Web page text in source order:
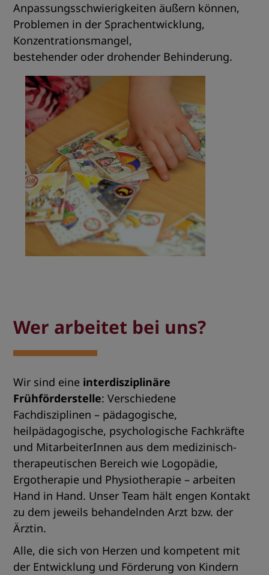
Anpassungsschwierigkeiten äußern können,
Problemen in der Sprachentwicklung,
Konzentrationsmangel,
bestehender oder drohender Behinderung.
Wer arbeitet bei uns?
Wir sind eine interdisziplinäre
Frühförderstelle: Verschiedene
Fachdisziplinen – pädagogische,
heilpädagogische, psychologische Fachkräfte
und MitarbeiterInnen aus dem medizinisch-
therapeutischen Bereich wie Logopädie,
Ergotherapie und Physiotherapie – arbeiten
Hand in Hand. Unser Team hält engen Kontakt
zu dem jeweils behandelnden Arzt bzw. der
Ärztin.
Alle, die sich von Herzen und kompetent mit
der Entwicklung und Förderung von Kindern